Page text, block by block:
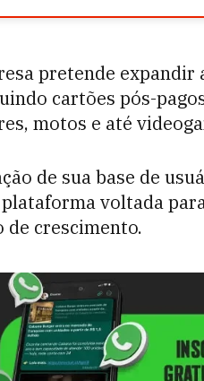
pretende expandir
cartões pós-
motos e até
de sua base de
voltada
crescimento.